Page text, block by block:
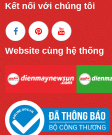
Kết nối với chúng tôi
Website cùng hệ thống